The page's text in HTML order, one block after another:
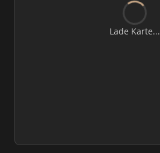
Lade Karte...